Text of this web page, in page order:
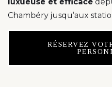
Chambéry jusqu’aux
RÉSERVEZ